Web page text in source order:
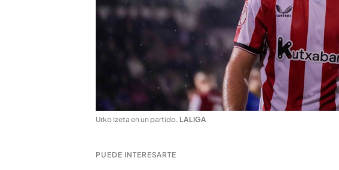
Urko Izeta en un partido. LALIGA
PUEDE INTERESARTE